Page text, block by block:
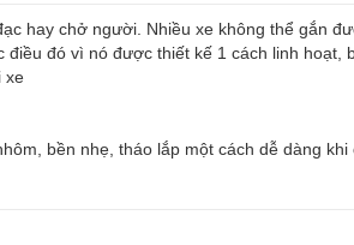
hay chở người. Nhiều xe không thể gắn
đó vì nó được thiết kế 1 cách linh hoạt,
xe
bền nhẹ, tháo lắp một cách dễ dàng